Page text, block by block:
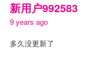
新用户992583
9 years ago
多久没更新了